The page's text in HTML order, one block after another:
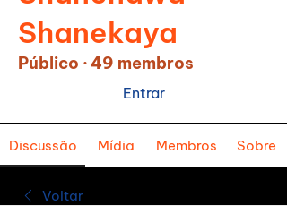
Shanekaya
Público ·49 membros
Entrar
Discussão Mídia Membros Sobre
Voltar